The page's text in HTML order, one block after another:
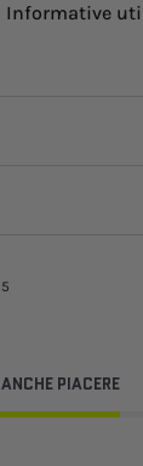
Informative
PIACERE